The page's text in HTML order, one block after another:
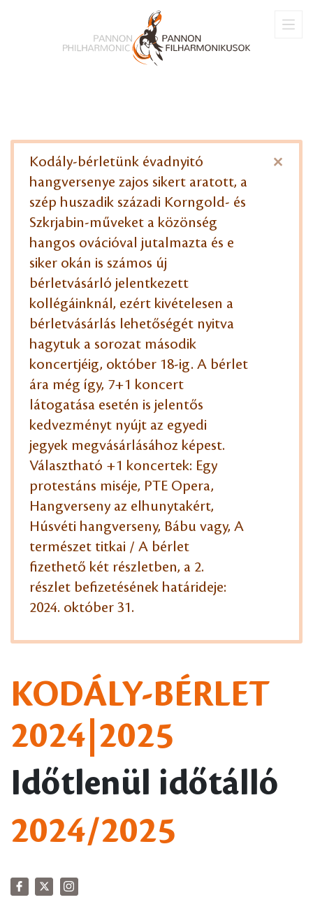
Kodály-bérletünk évadnyitó
hangversenye zajos sikert aratott, a
szép huszadik századi Korngold- és
Szkrjabin-műveket a közönség
hangos ovációval jutalmazta és e
siker okán is számos új
bérletvásárló jelentkezett
kollégáinknál, ezért kivételesen a
bérletvásárlás lehetőségét nyitva
hagytuk a sorozat második
koncertjéig, október 18-ig. A bérlet
ára még így, 7+1 koncert
látogatása esetén is jelentős
kedvezményt nyújt az egyedi
jegyek megvásárlásához képest.
Választható +1 koncertek: Egy
protestáns miséje, PTE Opera,
Hangverseny az elhunytakért,
Húsvéti hangverseny, Bábu vagy, A
természet titkai / A bérlet
fizethető két részletben, a 2.
részlet befizetésének határideje:
2024. október 31.
×
KODÁLY-BÉRLET
2024|2025
Időtlenül időtálló
2024/2025